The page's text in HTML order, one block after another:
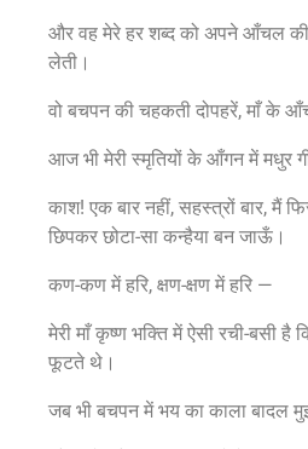
और वह मेरे हर शब्द को अपने आँचल की
लेती।
वो बचपन की चहकती दोपहरें, माँ के
आज भी मेरी स्मृतियों के आँगन में मधुर
काश! एक बार नहीं, सहस्त्रों बार, मैं
छिपकर छोटा-सा कन्हैया बन जाऊँ।
कण-कण में हरि, क्षण-क्षण में हरि —
मेरी माँ कृष्ण भक्ति में ऐसी रची-बसी
फूटते थे।
जब भी बचपन में भय का काला बादल